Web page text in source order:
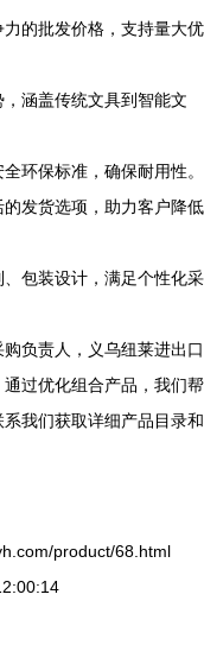
的批发价格，支持量大优
涵盖传统文具到智能文
环保标准，确保耐用性。
发货选项，助力客户降低
包装设计，满足个性化采
负责人，义乌纽莱进出口
过优化组合产品，我们帮
我们获取详细产品目录和
product/68.html